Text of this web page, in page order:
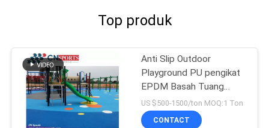
Top produk
Anti Slip Outdoor
Playground PU pengikat
EPDM Basah Tuang
Lantai Karet
US $500-1500/ton MOQ:1 Ton
CONTACT